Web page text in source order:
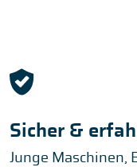
Sicher &
Junge